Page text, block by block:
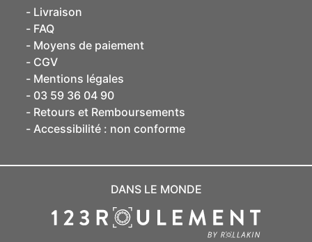
Livraison
FAQ
Moyens de paiement
CGV
Mentions légales
03 59 36 04 90
Retours et Remboursements
Accessibilité : non conforme
DANS LE MONDE